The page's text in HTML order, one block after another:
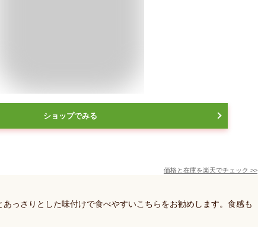
ショップでみる
価格と在庫を楽天でチェック >>
っさりとした味付けで食べやすいこちらをお勧めします。食感も